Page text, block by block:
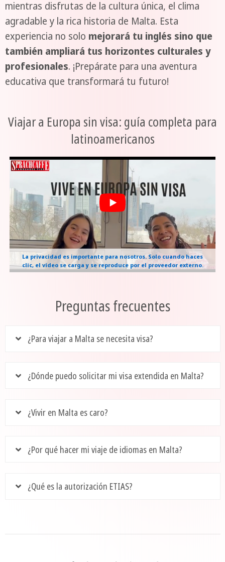
mientras disfrutas de la cultura única, el clima
agradable y la rica historia de Malta. Esta
experiencia no solo mejorará tu inglés sino que
también ampliará tus horizontes culturales y
profesionales. ¡Prepárate para una aventura
educativa que transformará tu futuro!
Viajar a Europa sin visa: guía completa para
latinoamericanos
La privacidad es importante para nosotros. Solo cuando haces
clic, el vídeo se carga y se reproduce por el proveedor externo.
Preguntas frecuentes
¿Para viajar a Malta se necesita visa?
¿Dónde puedo solicitar mi visa extendida en Malta?
¿Vivir en Malta es caro?
¿Por qué hacer mi viaje de idiomas en Malta?
¿Qué es la autorización ETIAS?